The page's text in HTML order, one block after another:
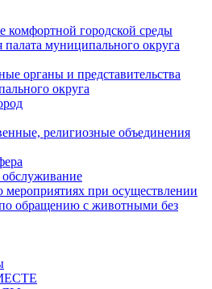
комфортной городской среды
муниципального округа
органы и представительства
округа
религиозные объединения
при осуществлении
по обращению с животными без